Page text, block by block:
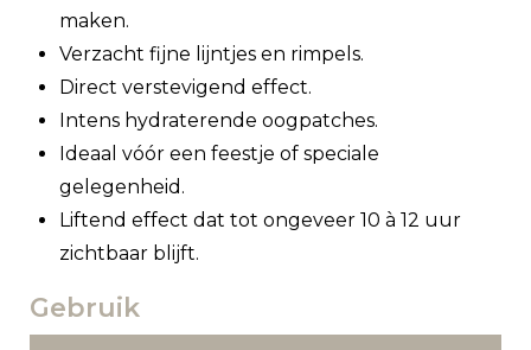
maken.
Verzacht fijne lijntjes en rimpels.
Direct verstevigend effect.
Intens hydraterende oogpatches.
Ideaal vóór een feestje of speciale
gelegenheid.
Liftend effect dat tot ongeveer 10 à 12 uur
zichtbaar blijft.
Gebruik